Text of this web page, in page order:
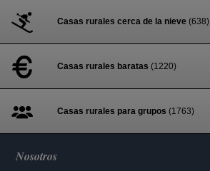
Casas rurales cerca de la nieve (638)
Casas rurales baratas (1220)
Casas rurales para grupos (1763)
Nosotros